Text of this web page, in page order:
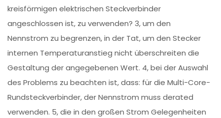
kreisförmigen elektrischen Steckverbinder
angeschlossen ist, zu verwenden? 3, um den
Nennstrom zu begrenzen, in der Tat, um den Stecker
internen Temperaturanstieg nicht überschreiten die
Gestaltung der angegebenen Wert. 4, bei der Auswahl
des Problems zu beachten ist, dass: für die Multi-Core-
Rundsteckverbinder, der Nennstrom muss derated
verwenden. 5, die in den großen Strom Gelegenheiten